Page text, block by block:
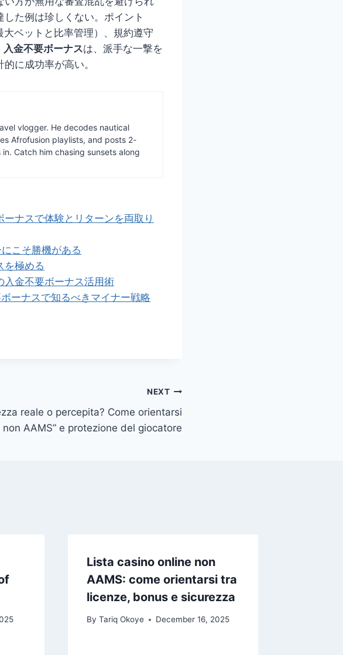
た例は珍しくない。ポイント
ベットと比率管理）、規約遵守
入金不要ボーナスは、派手な一撃を
に成功率が高い。
vlogger. He decodes nautical
Afrofusion playlists, and posts 2-
Catch him chasing sunsets along
ナスで体験とリターンを両取り
こそ勝機がある
を極める
入金不要ボーナス活用術
ーナスで知るべきマイナー戦略
NEXT
reale o percepita? Come orientarsi
non AAMS” e protezione del giocatore
Lista casino online non
AAMS: come orientarsi tra
licenze, bonus e sicurezza
By Tariq Okoye December 16, 2025